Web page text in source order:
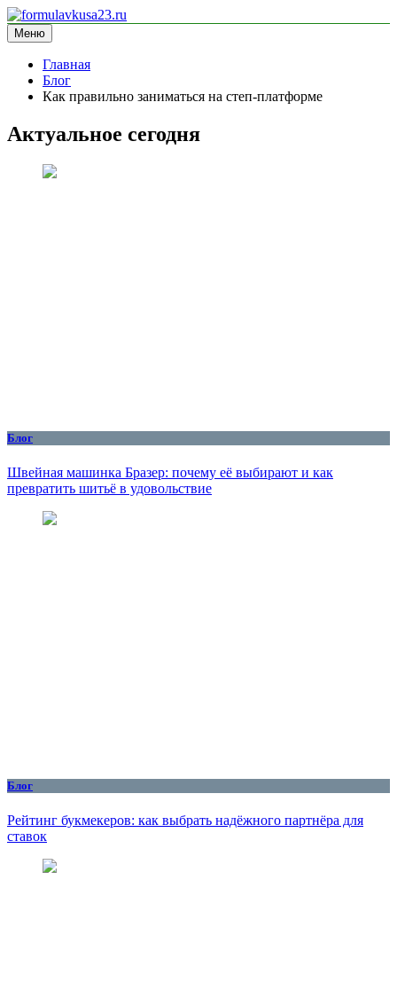
Перейти
к
содержимому
formulavkusa23.ru
блог про спорт
Меню
Главная
Блог
Как правильно заниматься на степ-платформе
Актуальное сегодня
Блог
Швейная машинка Бразер: почему её выбирают и как
превратить шитьё в удовольствие
Блог
Рейтинг букмекеров: как выбрать надёжного партнёра для
ставок